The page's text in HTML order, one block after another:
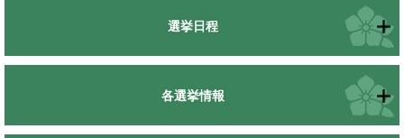
選挙日程
各選挙情報